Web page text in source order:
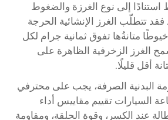
استنادًا إلى نوع الغرزة والضغوط
فقد تتطلّب الغرز الإنشائية الحرجة
متانةُها تفوق ثمانية جرام لكل
الغرز الزخرفية الظاهرة على
أقل قليلًا.
البدنية الصرفة، يجب على محترفي
السيارات تقييم مقاييس أداء
عند الكسر، وقوة الحلقة، ومقاومة